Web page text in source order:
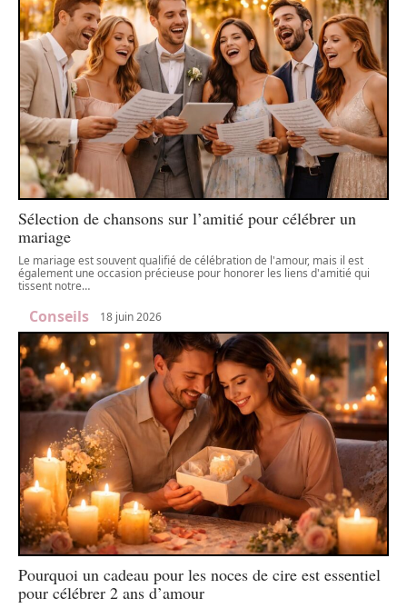
Sélection de chansons sur l’amitié pour célébrer un
mariage
Le mariage est souvent qualifié de célébration de l'amour, mais il est
également une occasion précieuse pour honorer les liens d'amitié qui
tissent notre…
Conseils 18 juin 2026
Pourquoi un cadeau pour les noces de cire est essentiel
pour célébrer 2 ans d’amour